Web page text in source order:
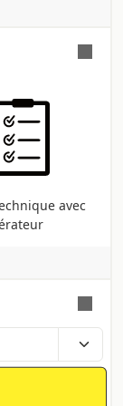
avec
selon la
le panier